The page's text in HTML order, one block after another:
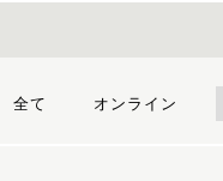
全て オンライン